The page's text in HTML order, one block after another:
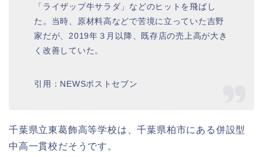
「ライザップ牛サラダ」などのヒットを飛ばし
た。当時、原材料高などで苦境に立っていた吉野
家だが、2019年３月以降、既存店の売上高が大き
く改善していた。
引用：NEWSポストセブン
千葉県立東葛飾高等学校は、千葉県柏市にある併設型
中高一貫校だそうです。